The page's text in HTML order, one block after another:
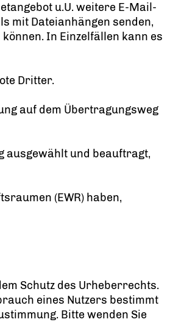
u.U. weitere E-Mail-
mit Dateianhängen senden,
In Einzelfällen kann es
Dritter.
auf dem Übertragungsweg
ausgewählt und beauftragt,
(EWR) haben,
Schutz des Urheberrechts.
eines Nutzers bestimmt
Bitte wenden Sie